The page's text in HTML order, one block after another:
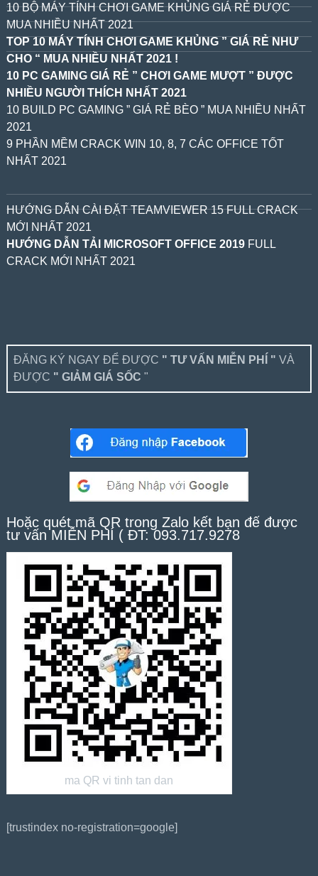
10 BỘ MÁY TÍNH CHƠI GAME KHỦNG GIÁ RẺ ĐƯỢC
MUA NHIỀU NHẤT 2021
TOP 10 MÁY TÍNH CHƠI GAME KHỦNG ” GIÁ RẺ NHƯ
CHO “ MUA NHIỀU NHẤT 2021 !
10 PC GAMING GIÁ RẺ ” CHƠI GAME MƯỢT ” ĐƯỢC
NHIỀU NGƯỜI THÍCH NHẤT 2021
10 BUILD PC GAMING ” GIÁ RẺ BÈO ” MUA NHIỀU NHẤT
2021
9 PHẦN MỀM CRACK WIN 10, 8, 7 CÁC OFFICE TỐT
NHẤT 2021
HƯỚNG DẪN CÀI ĐẶT TEAMVIEWER 15 FULL CRACK
MỚI NHẤT 2021
HƯỚNG DẪN TẢI MICROSOFT OFFICE 2019FULL
CRACK MỚI NHẤT 2021
ĐĂNG KÝ NGAY ĐỂ ĐƯỢC " TƯ VẤN MIỄN PHÍ " VÀ
ĐƯỢC " GIẢM GIÁ SỐC "
Hoặc quét mã QR trong Zalo kết bạn để được
tư vấn MIỄN PHÍ ( ĐT: 093.717.9278
ma QR vi tinh tan dan
[trustindex no-registration=google]